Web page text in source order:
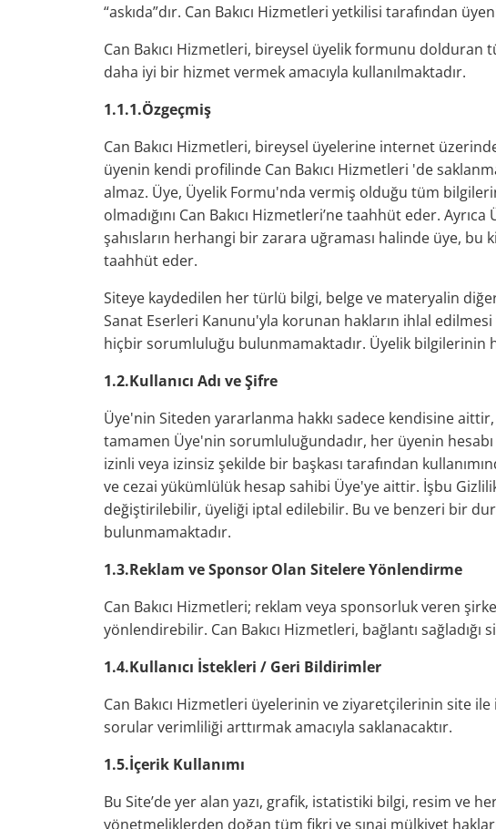
“askıda”dır. Can Bakıcı Hizmetleri yetkilisi tarafından
Can Bakıcı Hizmetleri, bireysel üyelik formunu dolduran
daha iyi bir hizmet vermek amacıyla kullanılmaktadır.
1.1.1.Özgeçmiş
Can Bakıcı Hizmetleri, bireysel üyelerine internet
üyenin kendi profilinde Can Bakıcı Hizmetleri 'de
almaz. Üye, Üyelik Formu'nda vermiş olduğu tüm
olmadığını Can Bakıcı Hizmetleri’ne taahhüt eder.
şahısların herhangi bir zarara uğraması halinde üye, bu
taahhüt eder.
Siteye kaydedilen her türlü bilgi, belge ve materyalin
Sanat Eserleri Kanunu'yla korunan hakların ihlal
hiçbir sorumluluğu bulunmamaktadır. Üyelik bilgilerinin
1.2.Kullanıcı Adı ve Şifre
Üye'nin Siteden yararlanma hakkı sadece kendisine
tamamen Üye'nin sorumluluğundadır, her üyenin hesabı
izinli veya izinsiz şekilde bir başkası tarafından
ve cezai yükümlülük hesap sahibi Üye'ye aittir. İşbu
değiştirilebilir, üyeliği iptal edilebilir. Bu ve benzeri bir
bulunmamaktadır.
1.3.Reklam ve Sponsor Olan Sitelere Yönlendirme
Can Bakıcı Hizmetleri; reklam veya sponsorluk veren
yönlendirebilir. Can Bakıcı Hizmetleri, bağlantı
1.4.Kullanıcı İstekleri / Geri Bildirimler
Can Bakıcı Hizmetleri üyelerinin ve ziyaretçilerinin site
sorular verimliliği arttırmak amacıyla saklanacaktır.
1.5.İçerik Kullanımı
Bu Site’de yer alan yazı, grafik, istatistiki bilgi, resim ve
yönetmeliklerden doğan tüm fikri ve sınai mülkiyet